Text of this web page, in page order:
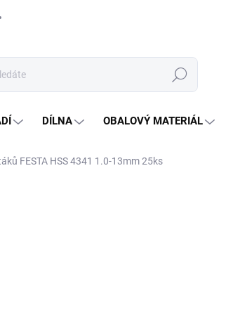
Hledat
DÍLNA OBALOVÝ MATERIÁL
FESTA HSS 4341 1.0-13mm 25ks